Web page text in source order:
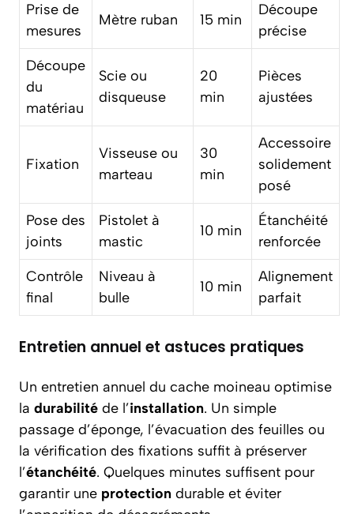
Prise de
mesures
Mètre ruban 15 min
Découpe
précise
Découpe
du
matériau
Scie ou
disqueuse
20
min
Pièces
ajustées
Fixation
Visseuse ou
marteau
30
min
Accessoire
solidement
posé
Pose des
joints
Pistolet à
mastic
10 min
Étanchéité
renforcée
Contrôle
final
Niveau à
bulle
10 min
Alignement
parfait
Entretien annuel et astuces pratiques
Un entretien annuel du cache moineau optimise
la durabilité de l’installation. Un simple
passage d’éponge, l’évacuation des feuilles ou
la vérification des fixations suffit à préserver
l’étanchéité. Quelques minutes suffisent pour
garantir une protection durable et éviter